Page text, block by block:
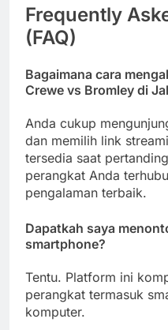
Frequently
(FAQ)
Bagaimana cara
Crewe vs Bromley di
Anda cukup
dan memilih link
tersedia saat
perangkat Anda
pengalaman terbaik.
Dapatkah saya
smartphone?
Tentu. Platform ini
perangkat termasuk
komputer.